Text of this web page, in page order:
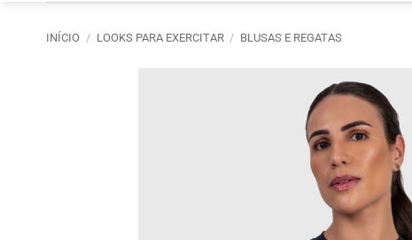
INÍCIO / LOOKS PARA EXERCITAR / BLUSAS E REGATAS